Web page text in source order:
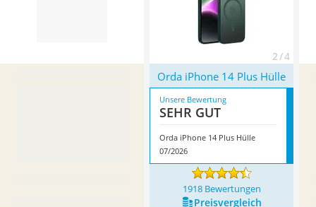
2 / 4
Orda iPhone 14 Plus Hülle
Unsere Bewertung
SEHR GUT
Orda iPhone 14 Plus Hülle
07/2026
1918 Bewertungen
Preis­vergleich